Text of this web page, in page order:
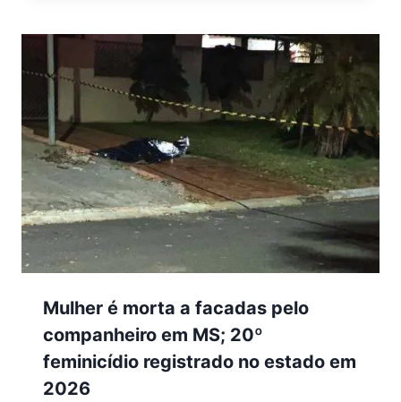
Mulher é morta a facadas pelo
companheiro em MS; 20º
feminicídio registrado no estado em
2026